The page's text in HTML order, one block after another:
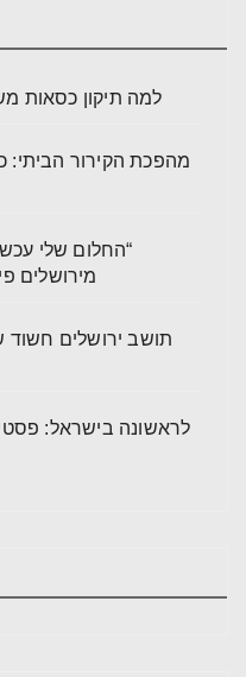
למה תיקון כסאות
מהפכת הקירור הביתי:
“החלום שלי
מירושלים
לראשונה בישראל: